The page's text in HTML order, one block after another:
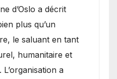
d’Oslo a décrit
plus qu’un
le saluant en tant
humanitaire et
a